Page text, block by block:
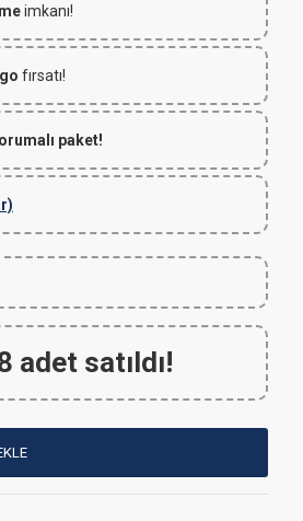
imkanı!
fırsatı!
paket!
adet satıldı!